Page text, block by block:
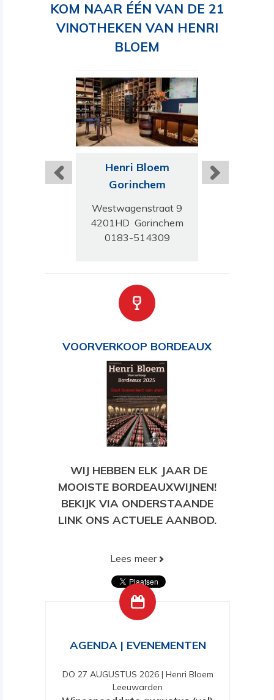
KOM NAAR ÉÉN VAN DE 21
VINOTHEKEN VAN HENRI
BLOEM
Henri Bloem
Gorinchem
Westwagenstraat 9
4201HD Gorinchem
0183-514309
VOORVERKOOP BORDEAUX
WIJ HEBBEN ELK JAAR DE
MOOISTE BORDEAUXWIJNEN!
BEKIJK VIA ONDERSTAANDE
LINK ONS ACTUELE AANBOD.
AANBOD!
Lees meer
AGENDA | EVENEMENTEN
DO 27 AUGUSTUS 2026| Henri Bloem
Leeuwarden